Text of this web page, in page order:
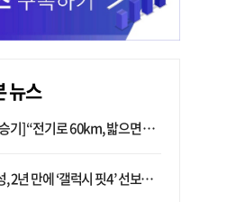
뉴스
“전기로 60km, 밟으면 462마력”…볼보 XC60 T8의 두 얼굴
만에 ‘갤럭시 핏4’ 선보이나…웨어러블 생태계 확장 ‘시동’